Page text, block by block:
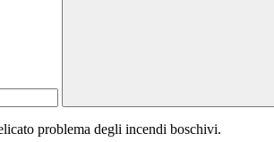
problema degli incendi boschivi.